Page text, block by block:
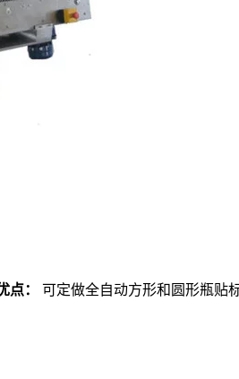
点：
可定做全自动方形和圆形瓶贴